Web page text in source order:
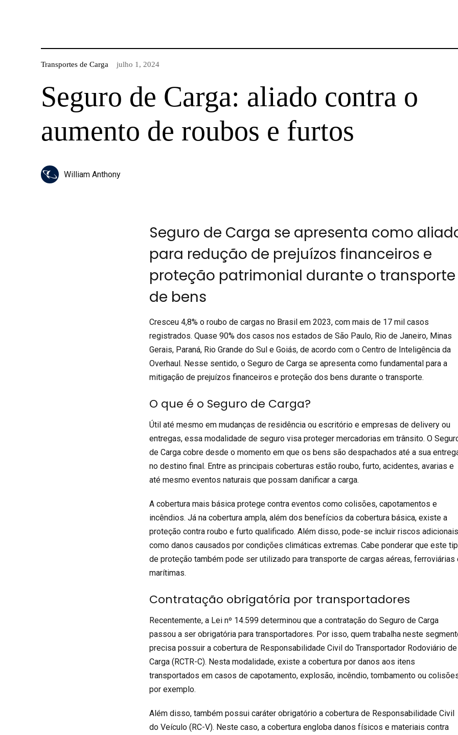
Transportes de Carga julho 1, 2024
Seguro de Carga: aliado contra o
aumento de roubos e furtos
William Anthony
Seguro de Carga se apresenta como
para redução de prejuízos financeiros e
proteção patrimonial durante o transporte
de bens
Cresceu 4,8% o roubo de cargas no Brasil em 2023, com mais de 17 mil casos
registrados. Quase 90% dos casos nos estados de São Paulo, Rio de Janeiro, Minas
Gerais, Paraná, Rio Grande do Sul e Goiás, de acordo com oCentro de Inteligência da
Overhaul. Nesse sentido, oSeguro de Carga se apresenta como fundamental para a
mitigação de prejuízos financeiros e proteção dos bens durante o transporte.
O que é o Seguro de Carga?
Útil até mesmo em mudanças de residência ou escritório e empresas de delivery ou
entregas, essa modalidade de seguro visa proteger mercadorias em trânsito. O
de Carga cobre desde o momento em que os bens são despachados até a sua
no destino final. Entre as principais coberturas estão roubo, furto, acidentes, avarias e
até mesmo eventos naturais que possam danificar a carga.
A cobertura mais básica protege contra eventos como colisões, capotamentos e
incêndios. Já na cobertura ampla, além dos benefícios da cobertura básica, existe a
proteção contra roubo e furto qualificado. Além disso, pode-se incluir riscos
como danos causados por condições climáticas extremas. Cabe ponderar que este
de proteção também pode ser utilizado para transporte de cargas aéreas, ferroviárias
marítimas.
Contratação obrigatória por transportadores
Recentemente, a Lei nº 14.599 determinou que a contratação doSeguro de Carga
passou a ser obrigatória para transportadores. Por isso, quem trabalha neste
precisa possuir a cobertura de Responsabilidade Civil do Transportador Rodoviário de
Carga (RCTR-C). Nesta modalidade, existe a cobertura por danos aos itens
transportados em casos de capotamento, explosão, incêndio, tombamento ou
por exemplo.
Além disso, também possui caráter obrigatório a cobertura de Responsabilidade Civil
do Veículo (RC-V). Neste caso, a cobertura engloba danos físicos e materiais contra